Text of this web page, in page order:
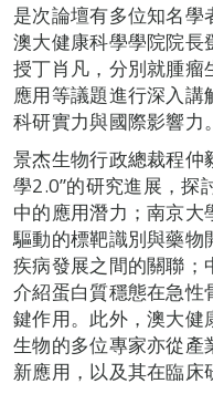
是次論壇有多位知名學
澳大健康科學學院院長
授丁肖凡，分別就腫瘤
應用等議題進行深入
科研實力與國際影響力。
景杰生物行政總裁程仲
學2.0”的研究進展，探
中的應用潛力；南京大
驅動的標靶識別與藥物
疾病發展之間的關聯；
介紹蛋白質穩態在急性
鍵作用。此外，澳大健
生物的多位專家亦從產
新應用，以及其在臨床